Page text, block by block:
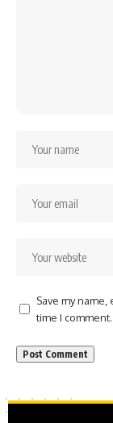
Save my
time I comment.